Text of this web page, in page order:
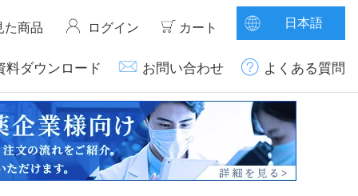
た商品 ログイン カート 日本語
料ダウンロード お問い合わせ よくある質問